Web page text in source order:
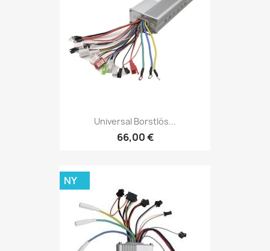
Universal Borstlös...
66,00 €
NY